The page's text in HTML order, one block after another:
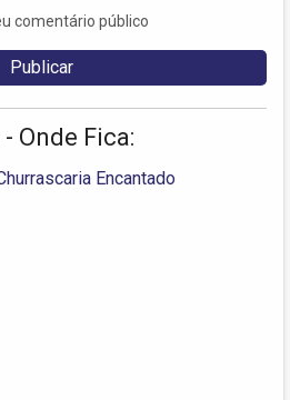
comentário público
Onde Fica:
Encantado